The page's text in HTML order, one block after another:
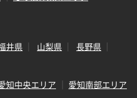
井県 山梨県
長野県
知中央エリア
愛知南部エリア